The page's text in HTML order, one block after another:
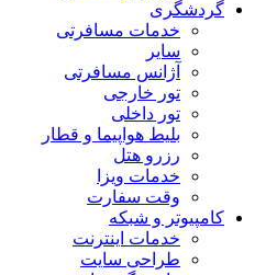
گردشگری
خدمات مسافرتی
سایر
آژانس مسافرتی
تور خارجی
تور داخلی
بلیط هواپیما و قطار
رزرو هتل
خدمات ویزا
وقت سفارت
کامپیوتر و شبکه
خدمات اینترنت
طراحی سایت